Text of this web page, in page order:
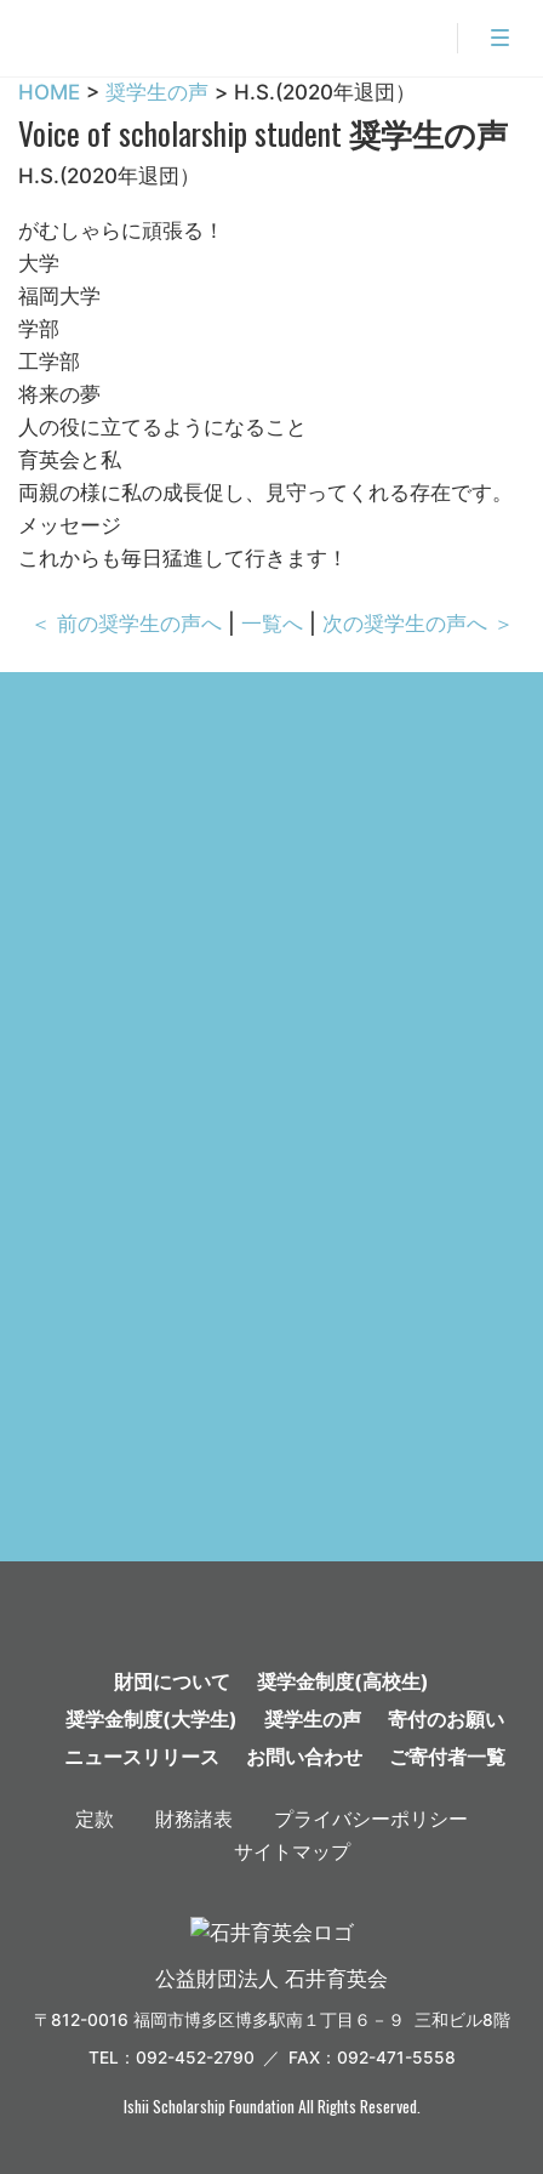
HOME > 奨学生の声 > H.S.(2020年退団）
Voice of scholarship student 奨学生の声
H.S.(2020年退団）
がむしゃらに頑張る！
大学
福岡大学
学部
工学部
将来の夢
人の役に立てるようになること
育英会と私
両親の様に私の成長促し、見守ってくれる存在です。
メッセージ
これからも毎日猛進して行きます！
＜ 前の奨学生の声へ| 一覧へ| 次の奨学生の声へ ＞
財団について
奨学金制度(高校生)
奨学金制度(大学生)
奨学生の声
寄付のお願い
ニュースリリース
お問い合わせ ご寄付者一覧
定款 財務諸表
プライバシーポリシー
サイトマップ
公益財団法人 石井育英会
〒812-0016 福岡市博多区博多駅南１丁目６－９ 三和ビル8階
TEL：092-452-2790 ／ FAX：092-471-5558
Ishii Scholarship Foundation All Rights Reserved.